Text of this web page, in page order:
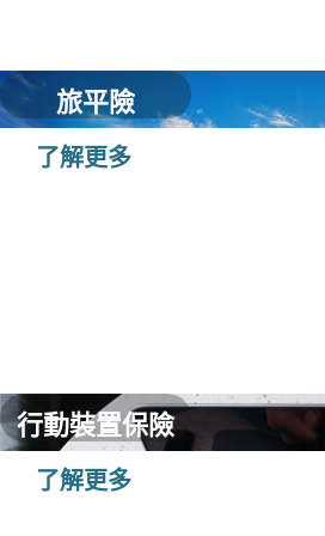
旅平險
了解更多
行動裝置保險
了解更多